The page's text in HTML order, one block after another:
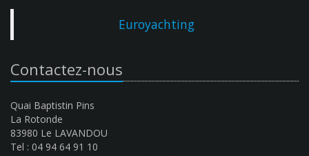
Euroyachting
Contactez-nous
Quai Baptistin Pins
La Rotonde
83980 Le LAVANDOU
Tel : 04 94 64 91 10